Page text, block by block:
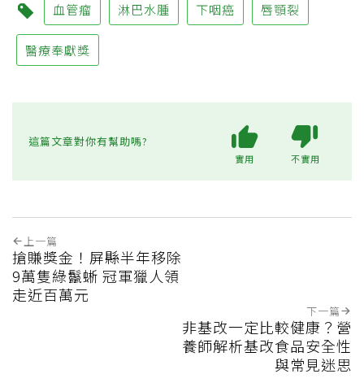
血管瘤 淋巴水腫 下咽癌 唇顎裂
醫療奉獻獎
這篇文章對你有幫助嗎?
實用 不實用
上一篇
搶賺獎金！屏縣半年移除
9萬隻綠鬣蜥 冠軍獵人領
走近百萬元
下一篇
非基改一定比較健康？營
養師解析基改食品安全性
與常見迷思